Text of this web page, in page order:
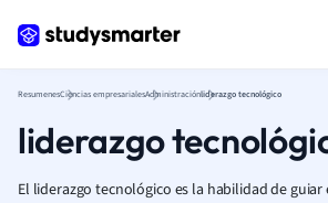
ResumenesCiencias empresarialesAdministraciónliderazgo tecnológico
liderazgo
El liderazgo tecnológico es la habilidad de guiar